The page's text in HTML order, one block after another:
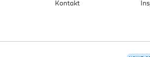
alergiczne. Produkt nie jest
Nie farbować włosów, jeśli:
Kontakt